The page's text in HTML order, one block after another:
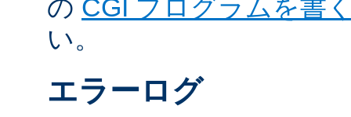
の CGI プログラムを書
い。
エラーログ